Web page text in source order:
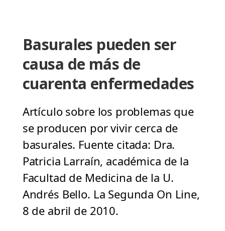
Basurales pueden ser
causa de más de
cuarenta enfermedades
Artículo sobre los problemas que
se producen por vivir cerca de
basurales. Fuente citada: Dra.
Patricia Larraín, académica de la
Facultad de Medicina de la U.
Andrés Bello. La Segunda On Line,
8 de abril de 2010.